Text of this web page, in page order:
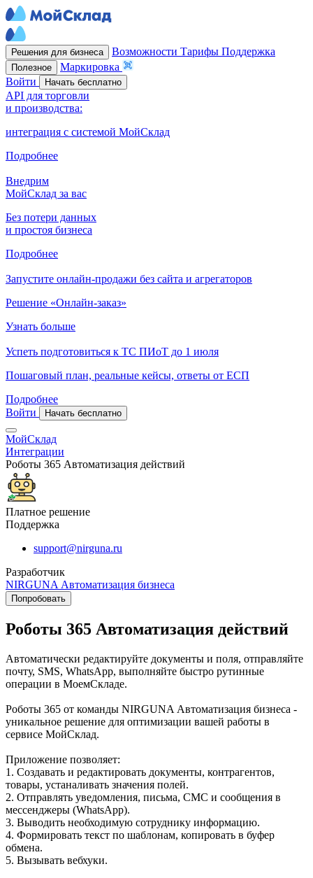
Решения для бизнеса Возможности Тарифы Поддержка
Полезное
Маркировка
Войти
Начать бесплатно
API для торговли
и производства:
интеграция с системой МойСклад
Подробнее
Внедрим
МойСклад за вас
Без потери данных
и простоя бизнеса
Подробнее
Запустите онлайн-продажи без сайта и агрегаторов
Решение «Онлайн-заказ»
Узнать больше
Успеть подготовиться к ТС ПИоТ до 1 июля
Пошаговый план, реальные кейсы, ответы от ЕСП
Подробнее
Войти
Начать бесплатно
МойСклад
Интеграции
Роботы 365 Автоматизация действий
Платное решение
Поддержка
support@nirguna.ru
Разработчик
NIRGUNA Автоматизация бизнеса
Попробовать
Роботы 365 Автоматизация действий
Автоматически редактируйте документы и поля, отправляйте
почту, SMS, WhatsApp, выполняйте быстро рутинные
операции в МоемСкладе.
Роботы 365 от команды NIRGUNA Автоматизация бизнеса -
уникальное решение для оптимизации вашей работы в
сервисе МойСклад.
Приложение позволяет:
1. Создавать и редактировать документы, контрагентов,
товары, устаналивать значения полей.
2. Отправлять уведомления, письма, СМС и сообщения в
мессенджеры (WhatsApp).
3. Выводить необходимую сотруднику информацию.
4. Формировать текст по шаблонам, копировать в буфер
обмена.
5. Вызывать вебхуки.